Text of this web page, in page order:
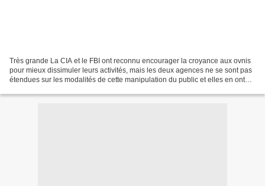
Très grande La CIA et le FBI ont reconnu encourager la croyance aux ovnis
pour mieux dissimuler leurs activités, mais les deux agences ne se sont pas
étendues sur les modalités de cette manipulation du public et elles en ont